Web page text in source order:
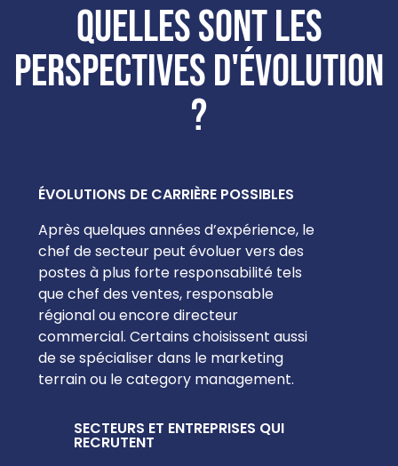
Quelles sont les
perspectives d'évolution
?
ÉVOLUTIONS DE CARRIÈRE POSSIBLES
Après quelques années d’expérience, le
chef de secteur peut évoluer vers des
postes à plus forte responsabilité tels
que chef des ventes, responsable
régional ou encore directeur
commercial. Certains choisissent aussi
de se spécialiser dans le marketing
terrain ou le category management.
SECTEURS ET ENTREPRISES QUI
RECRUTENT